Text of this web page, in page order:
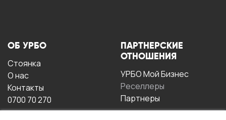
ОБ УРБО
Стоянка
О нас
Контакты
0700 70 270
ПАРТНЕРСКИЕ
ОТНОШЕНИЯ
УРБО Мой Бизнес
Реселлеры
Партнеры